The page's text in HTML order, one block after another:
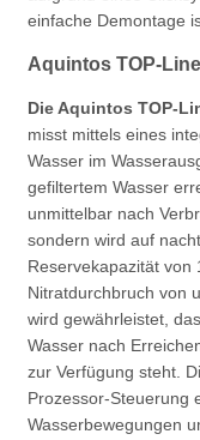
einfache Demontage
Aquintos TOP-
Die Aquintos TOP-
misst mittels eines
Wasser im
gefiltertem Wasser
unmittelbar nach
sondern wird auf
Reservekapazität von
Nitratdurchbruch von
wird gewährleistet,
Wasser nach
zur Verfügung steht.
Prozessor-Steuerung
Wasserbewegungen